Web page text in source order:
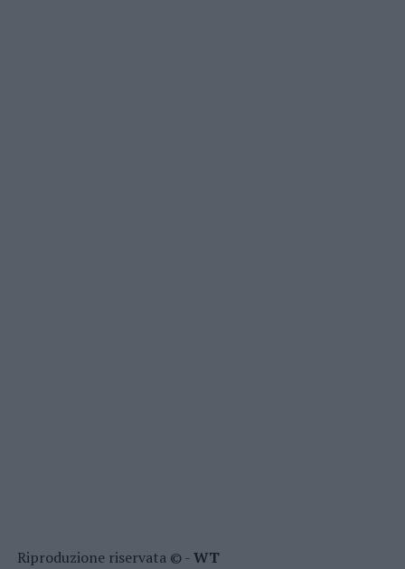
Riproduzione riservata © -WT